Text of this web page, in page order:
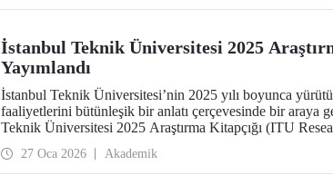
İstanbul Teknik Üniversitesi 2025
Yayımlandı
İstanbul Teknik Üniversitesi’nin 2025 yılı boyunca
faaliyetlerini bütünleşik bir anlatı çerçevesinde bir araya
Teknik Üniversitesi 2025 Araştırma Kitapçığı (ITU
üzerinden değil; bu üretimi şekillendiren düşünsel
etkileşim ve toplumsal sorumluluk anlayışıyla birlikte ele
27 Oca 2026 Akademik